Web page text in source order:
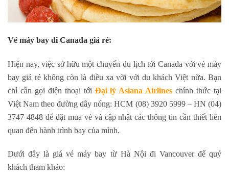
Vé máy bay đi Canada giá rẻ:
Hiện nay, việc sở hữu một chuyến du lịch tới Canada với vé máy
bay giá rẻ không còn là điều xa vời với du khách Việt nữa. Bạn
chỉ cần gọi điện thoại tới Đại lý Asiana Airlines chính thức tại
Việt Nam theo đường dây nóng: HCM (08) 3920 5999 – HN (04)
3747 4848 để đặt mua vé và cập nhật các thông tin cần thiết liên
quan đến hành trình bay của mình.
Dưới đây là giá vé máy bay từ Hà Nội đi Vancouver để quý
khách tham khảo: